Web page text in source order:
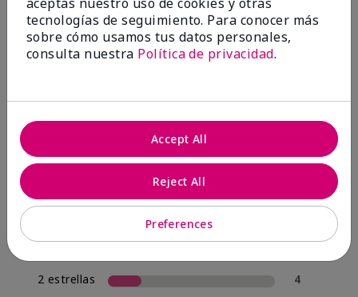
4.0
70% de los encuestados recomendaría a un amigo.
5 estrellas
12
2 estrellas
4
tecnologías de seguimiento. Para conocer más
sobre cómo usamos tus datos personales,
consulta nuestra Política de privacidad.
Preferences
Reject All
Accept All